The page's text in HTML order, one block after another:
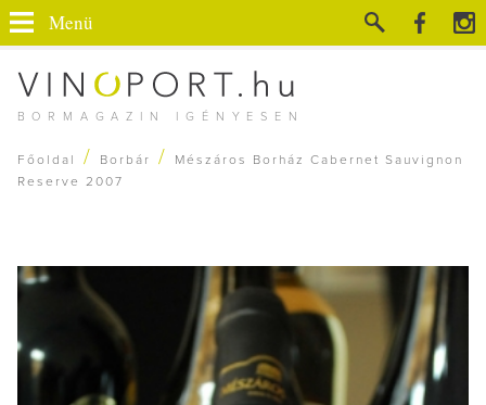
BORMAGAZIN IGÉNYESEN
Menü
Főoldal / Borbár /
Mészáros Borház Cabernet Sauvignon
Reserve 2007